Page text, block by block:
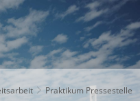
Praktikum Pressestelle